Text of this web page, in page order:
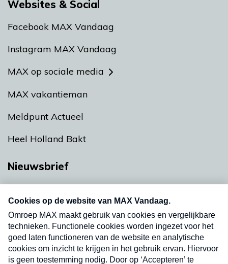
Websites & Social
Facebook MAX Vandaag
Instagram MAX Vandaag
MAX op sociale media
MAX vakantieman
Meldpunt Actueel
Heel Holland Bakt
Nieuwsbrief
nieuwsbrief. Elke vrijdag- en dinsdagochtend in
uw mailbox.
Verzend